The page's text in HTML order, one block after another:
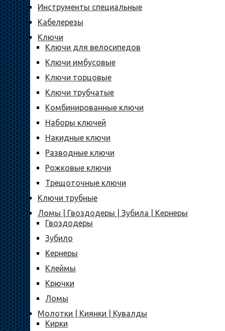
Инструменты специальные
Кабелерезы
Ключи
Ключи для велосипедов
Ключи имбусовые
Ключи торцовые
Ключи трубчатые
Комбинированные ключи
Наборы ключей
Накидные ключи
Разводные ключи
Рожковые ключи
Трещоточные ключи
Ключи трубные
Ломы | Гвоздодеры | Зубила | Кернеры
Гвоздодеры
Зубило
Кернеры
Клеймы
Крючки
Ломы
Молотки | Киянки | Кувалды
Кирки